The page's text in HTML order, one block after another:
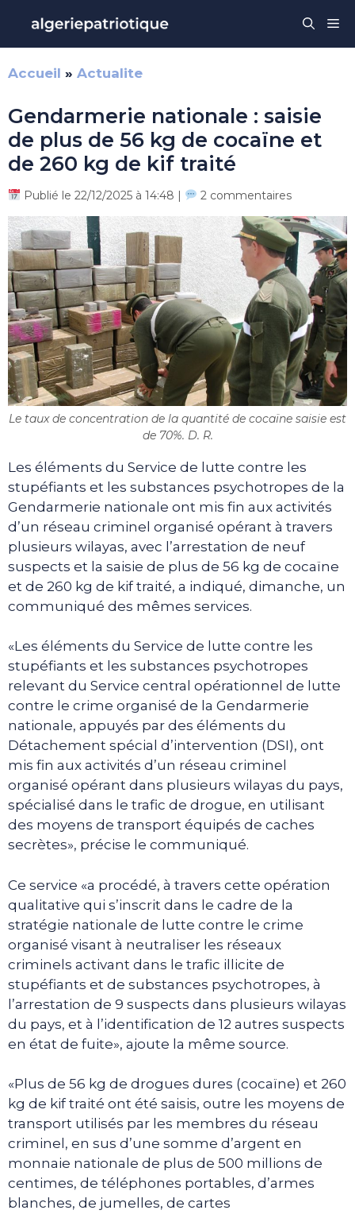
contenu
Accueil » Actualite
Gendarmerie nationale : saisie
de plus de 56 kg de cocaïne et
de 260 kg de kif traité
Publié le 22/12/2025 à 14:48 | 2 commentaires
Le taux de concentration de la quantité de cocaïne saisie est
de 70%. D. R.
Les éléments du Service de lutte contre les
stupéfiants et les substances psychotropes de la
Gendarmerie nationale ont mis fin aux activités
d’un réseau criminel organisé opérant à travers
plusieurs wilayas, avec l’arrestation de neuf
suspects et la saisie de plus de 56 kg de cocaïne
et de 260 kg de kif traité, a indiqué, dimanche, un
communiqué des mêmes services.
«Les éléments du Service de lutte contre les
stupéfiants et les substances psychotropes
relevant du Service central opérationnel de lutte
contre le crime organisé de la Gendarmerie
nationale, appuyés par des éléments du
Détachement spécial d’intervention (DSI), ont
mis fin aux activités d’un réseau criminel
organisé opérant dans plusieurs wilayas du pays,
spécialisé dans le trafic de drogue, en utilisant
des moyens de transport équipés de caches
secrètes», précise le communiqué.
Ce service «a procédé, à travers cette opération
qualitative qui s’inscrit dans le cadre de la
stratégie nationale de lutte contre le crime
organisé visant à neutraliser les réseaux
criminels activant dans le trafic illicite de
stupéfiants et de substances psychotropes, à
l’arrestation de 9 suspects dans plusieurs wilayas
du pays, et à l’identification de 12 autres suspects
en état de fuite», ajoute la même source.
«Plus de 56 kg de drogues dures (cocaïne) et 260
kg de kif traité ont été saisis, outre les moyens de
transport utilisés par les membres du réseau
criminel, en sus d’une somme d’argent en
monnaie nationale de plus de 500 millions de
centimes, de téléphones portables, d’armes
blanches, de jumelles, de cartes